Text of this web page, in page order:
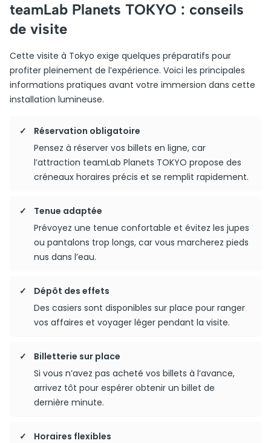
teamLab Planets TOKYO : conseils
de visite
Cette visite à Tokyo exige quelques préparatifs pour
profiter pleinement de l’expérience. Voici les principales
informations pratiques avant votre immersion dans cette
installation lumineuse.
Réservation obligatoire
Pensez à réserver vos billets en ligne, car
l’attraction teamLab Planets TOKYO propose des
créneaux horaires précis et se remplit rapidement.
Tenue adaptée
Prévoyez une tenue confortable et évitez les jupes
ou pantalons trop longs, car vous marcherez pieds
nus dans l’eau.
Dépôt des effets
Des casiers sont disponibles sur place pour ranger
vos affaires et voyager léger pendant la visite.
Billetterie sur place
Si vous n’avez pas acheté vos billets à l’avance,
arrivez tôt pour espérer obtenir un billet de
dernière minute.
Horaires flexibles